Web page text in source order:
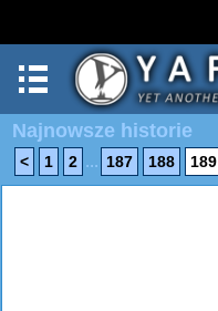
Najnowsze historie
< 1 2 ... 187 188 189